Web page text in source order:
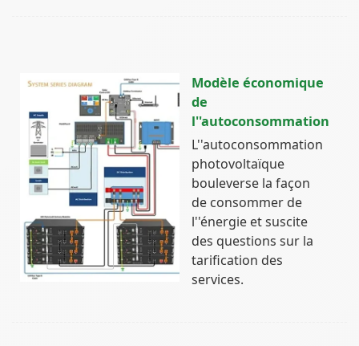
Modèle économique
de
l''autoconsommation
L''autoconsommation
photovoltaïque
bouleverse la façon
de consommer de
l''énergie et suscite
des questions sur la
tarification des
services.